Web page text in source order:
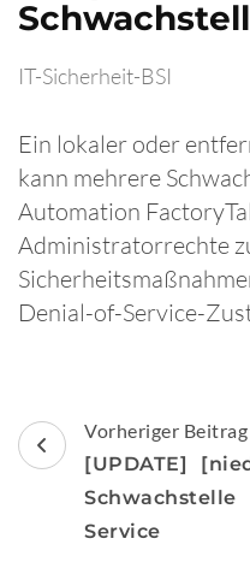
IT-Sicherheit-BSI
Ein lokaler oder
kann mehrere
Automation
Administratorrechte
Denial-of-Service-
Vorheriger Beitrag
[UPDATE]
Service